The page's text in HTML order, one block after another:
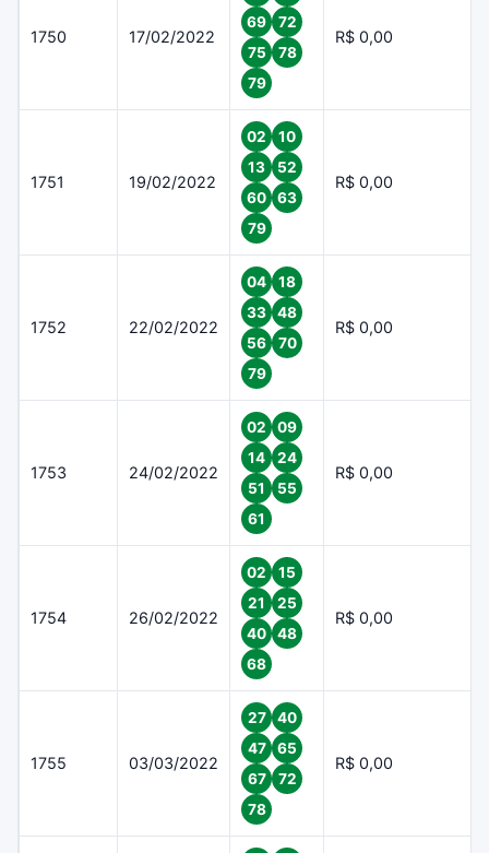
1750 17/02/2022
69
72
75
78
79
R$ 0,00
1751 19/02/2022
02
10
13
52
60
63
79
R$ 0,00
1752 22/02/2022
04
18
33
48
56
70
79
R$ 0,00
1753 24/02/2022
02
09
14
24
51
55
61
R$ 0,00
1754 26/02/2022
02
15
21
25
40
48
68
R$ 0,00
1755 03/03/2022
27
40
47
65
67
72
78
R$ 0,00